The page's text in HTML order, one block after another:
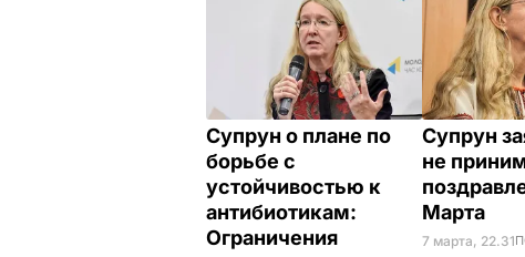
Супрун о плане по
борьбе с
устойчивостью к
антибиотикам:
Ограничения
Супрун
не
Марта
7 марта, 22.31